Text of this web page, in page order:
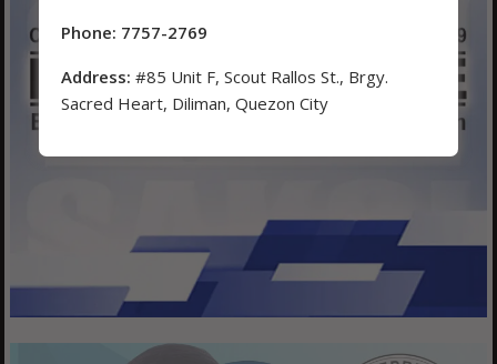
Phone: 7757-2769
Address: #85 Unit F, Scout Rallos St., Brgy.
Sacred Heart, Diliman, Quezon City